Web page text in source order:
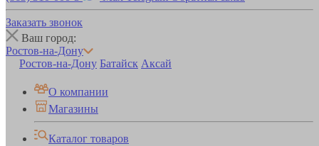
Заказать звонок
Ваш город:
Ростов-на-Дону
Ростов-на-Дону Батайск Аксай
О компании
Магазины
Каталог товаров